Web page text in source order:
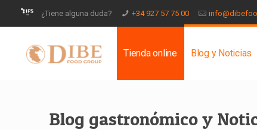
¿Tiene alguna duda? +34 927 57 75 00
Tienda online Blog y Noticias
Blog gastronómico y